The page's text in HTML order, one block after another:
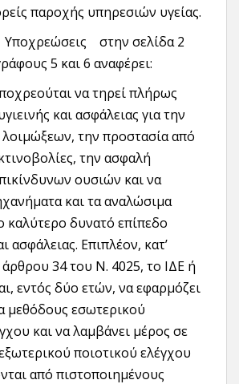
παροχής υπηρεσιών υγείας.
στην σελίδα 2
5 και 6 αναφέρει:
να τηρεί πλήρως
και ασφάλειας για την
την προστασία από
την ασφαλή
ουσιών και να
και τα αναλώσιµα
καλύτερο δυνατό επίπεδο
ασφάλειας. Επιπλέον, κατ’
34 του Ν. 4025, το ΙΔΕ ή
εντός δύο ετών, να εφαρμόζει
μεθόδους εσωτερικού
και να λαμβάνει μέρος σε
ποιοτικού ελέγχου
από πιστοποιημένους